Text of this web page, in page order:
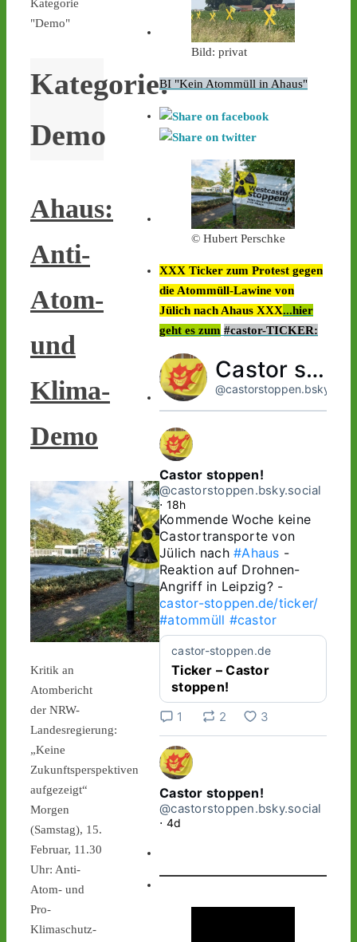
Kategorie
"Demo"
Kategorie:
Demo
Ahaus:
Anti-
Atom-
und
Klima-
Demo
Kritik an
Atombericht
der NRW-
Landesregierung:
„Keine
Zukunftsperspektiven
aufgezeigt“
Morgen
(Samstag), 15.
Februar, 11.30
Uhr: Anti-
Atom- und
Pro-
Klimaschutz-
Bild: privat
BI "Kein Atommüll in Ahaus"
© Hubert Perschke
XXX Ticker zum Protest gegen
die Atommüll-Lawine von
Jülich nach Ahaus XXX...hier
geht es zum #castor-TICKER:
Castor stoppen!
Castor stoppen!
@castorstoppen.bsky.social
⋅ 18h
Kommende Woche keine
Castortransporte von
Jülich nach #Ahaus -
Reaktion auf Drohnen-
castor-stoppen.de/ticker/
#atommüll #castor
castor-stoppen.de
Ticker – Castor
stoppen!
1 2 3
Castor stoppen!
@castorstoppen.bsky.social
⋅ 4d
fordern: Sofortiger Stopp